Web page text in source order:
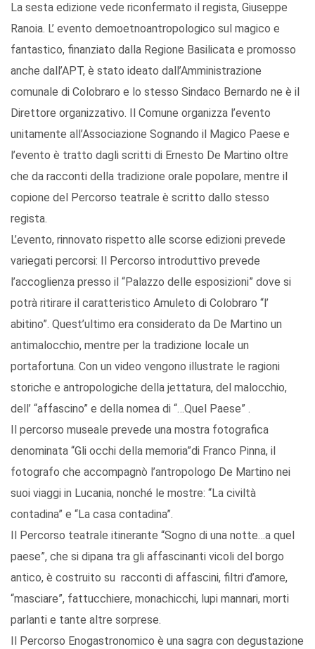
La sesta edizione vede riconfermato il regista, Giuseppe
Ranoia. L’ evento demoetnoantropologico sul magico e
fantastico, finanziato dalla Regione Basilicata e promosso
anche dall’APT, è stato ideato dall’Amministrazione
comunale di Colobraro e lo stesso Sindaco Bernardo ne è il
Direttore organizzativo. Il Comune organizza l’evento
unitamente all’Associazione Sognando il Magico Paese e
l’evento è tratto dagli scritti di Ernesto De Martino oltre
che da racconti della tradizione orale popolare, mentre il
copione del Percorso teatrale è scritto dallo stesso
regista.
L’evento, rinnovato rispetto alle scorse edizioni prevede
variegati percorsi: Il Percorso introduttivo prevede
l’accoglienza presso il “Palazzo delle esposizioni” dove si
potrà ritirare il caratteristico Amuleto di Colobraro “l’
abitino”. Quest’ultimo era considerato da De Martino un
antimalocchio, mentre per la tradizione locale un
portafortuna. Con un video vengono illustrate le ragioni
storiche e antropologiche della jettatura, del malocchio,
dell’ “affascino” e della nomea di “…Quel Paese” .
Il percorso museale prevede una mostra fotografica
denominata “Gli occhi della memoria”di Franco Pinna, il
fotografo che accompagnò l’antropologo De Martino nei
suoi viaggi in Lucania, nonché le mostre: “La civiltà
contadina” e “La casa contadina”.
Il Percorso teatrale itinerante “Sogno di una notte…a quel
paese”, che si dipana tra gli affascinanti vicoli del borgo
antico, è costruito su racconti di affascini, filtri d’amore,
“masciare”, fattucchiere, monachicchi, lupi mannari, morti
parlanti e tante altre sorprese.
Il Percorso Enogastronomico è una sagra con degustazione